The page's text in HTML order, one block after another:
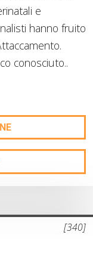
e
hanno fruito
conosciuto..
[340]